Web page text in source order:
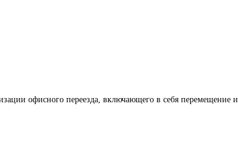
офисного переезда, включающего в себя перемещение и